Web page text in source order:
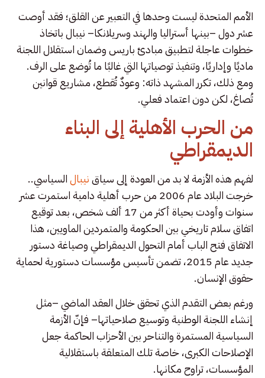
الأمم المتحدة ليست وحدها في التعبير عن القلق؛ فقد أوصت
عشر دول –بينها أستراليا والهند وسريلانكا– نيبال باتخاذ
خطوات عاجلة لتطبيق مبادئ باريس وضمان استقلال اللجنة
ماديًا وإداريًا، وتنفيذ توصياتها التي غالبًا ما تُوضع على الرف.
ومع ذلك، تكرر المشهد ذاته: وعودٌ تُقطع، مشاريع قوانين
تُصاغ، لكن دون اعتماد فعلي.
من الحرب الأهلية إلى البناء
الديمقراطي
لفهم هذه الأزمة لا بد من العودة إلى سياقنيبالالسياسي..
خرجت البلاد عام 2006 من حرب أهلية دامية استمرت عشر
سنوات وأودت بحياة أكثر من 17 ألف شخص، بعد توقيع
اتفاق سلام تاريخي بين الحكومة والمتمردين الماويين، هذا
الاتفاق فتح الباب أمام التحول الديمقراطي وصياغة دستور
جديد عام 2015، تضمن تأسيس مؤسسات دستورية لحماية
حقوق الإنسان.
ورغم بعض التقدم الذي تحقق خلال العقد الماضي –مثل
إنشاء اللجنة الوطنية وتوسيع صلاحياتها– فإنّ الأزمة
السياسية المستمرة والتناحر بين الأحزاب الحاكمة جعل
الإصلاحات الكبرى، خاصة تلك المتعلقة باستقلالية
المؤسسات، تراوح مكانها.